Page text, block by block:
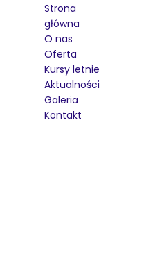
Strona
główna
O nas
Oferta
Kursy letnie
Aktualności
Galeria
Kontakt